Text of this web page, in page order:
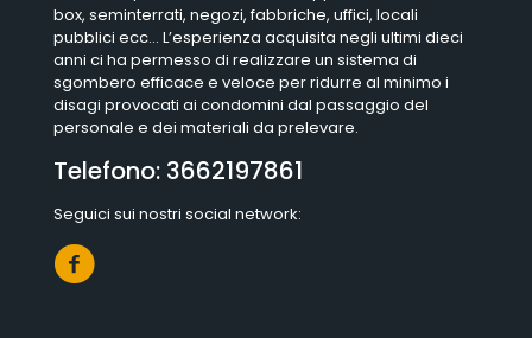
box, seminterrati, negozi, fabbriche, uffici, locali
pubblici ecc… L’esperienza acquisita negli ultimi dieci
anni ci ha permesso di realizzare un sistema di
sgombero efficace e veloce per ridurre al minimo i
disagi provocati ai condomini dal passaggio del
personale e dei materiali da prelevare.
Telefono: 3662197861
Seguici sui nostri social network: